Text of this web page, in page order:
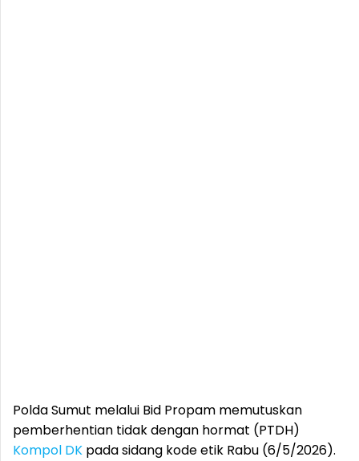
Polda Sumut melalui Bid Propam memutuskan
pemberhentian tidak dengan hormat (PTDH)
Kompol DK pada sidang kode etik Rabu (6/5/2026).